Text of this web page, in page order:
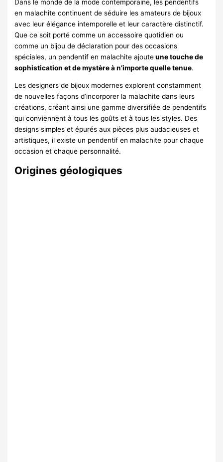
Dans le monde de la mode contemporaine, les pendentifs
en malachite continuent de séduire les amateurs de bijoux
avec leur élégance intemporelle et leur caractère distinctif.
Que ce soit porté comme un accessoire quotidien ou
comme un bijou de déclaration pour des occasions
spéciales, un pendentif en malachite ajouteune touche de
sophistication et de mystère à n’importe quelle tenue.
Les designers de bijoux modernes explorent constamment
de nouvelles façons d’incorporer la malachite dans leurs
créations, créant ainsi une gamme diversifiée de pendentifs
qui conviennent à tous les goûts et à tous les styles. Des
designs simples et épurés aux pièces plus audacieuses et
artistiques, il existe un pendentif en malachite pour chaque
occasion et chaque personnalité.
Origines géologiques